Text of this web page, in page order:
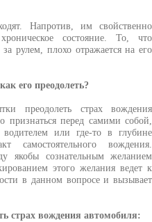
Напротив, им свойственно
состояние. То, что
рулем, плохо отражается на его
его преодолеть?
преодолеть страх вождения
признаться перед самими собой,
или где-то в глубине
самостоятельного вождения.
якобы сознательным желанием
этого желания ведет к
в данном вопросе и вызывает
страх вождения автомобиля: